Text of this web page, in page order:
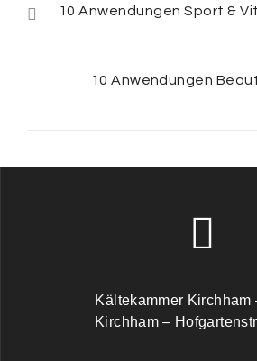
10 Anwendungen Sport &
10 Anwendungen
Kältekammer Kirchham
Kirchham –